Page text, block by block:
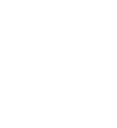
vybudoval
dodavatele